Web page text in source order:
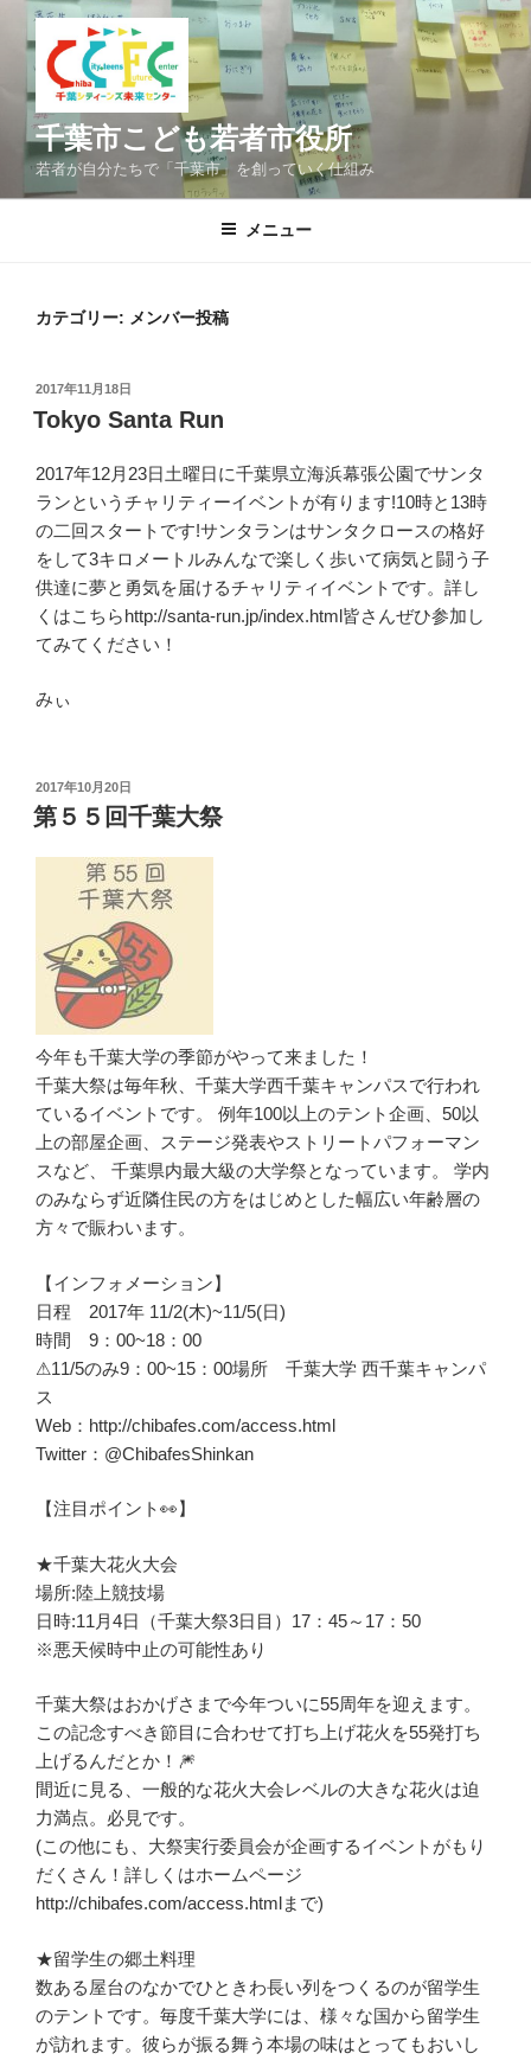
千葉市こども若者市役所
若者が自分たちで「千葉市」を創っていく仕組み
メニュー
カテゴリー: メンバー投稿
投
稿
日:
2017年11月18日
Tokyo Santa Run
2017年12月23日土曜日に千葉県立海浜幕張公園でサンタ
ランというチャリティーイベントが有ります!10時と13時
の二回スタートです!サンタランはサンタクロースの格好
をして3キロメートルみんなで楽しく歩いて病気と闘う子
供達に夢と勇気を届けるチャリティイベントです。詳し
くはこちらhttp://santa-run.jp/index.html皆さんぜひ参加し
てみてください！
みぃ
投
稿
日:
2017年10月20日
第５５回千葉大祭
今年も千葉大学の季節がやって来ました！
千葉大祭は毎年秋、千葉大学西千葉キャンパスで行われ
ているイベントです。 例年100以上のテント企画、50以
上の部屋企画、ステージ発表やストリートパフォーマン
スなど、 千葉県内最大級の大学祭となっています。 学内
のみならず近隣住民の方をはじめとした幅広い年齢層の
方々で賑わいます。
【インフォメーション】
日程 2017年 11/2(木)~11/5(日)
時間 9：00~18：00
⚠11/5のみ9：00~15：00場所 千葉大学 西千葉キャンパ
ス
Web：http://chibafes.com/access.html
Twitter：@ChibafesShinkan
【注目ポイント👀】
★千葉大花火大会
場所:陸上競技場
日時:11月4日（千葉大祭3日目）17：45～17：50
※悪天候時中止の可能性あり
千葉大祭はおかげさまで今年ついに55周年を迎えます。
この記念すべき節目に合わせて打ち上げ花火を55発打ち
上げるんだとか！🎆
間近に見る、一般的な花火大会レベルの大きな花火は迫
力満点。必見です。
(この他にも、大祭実行委員会が企画するイベントがもり
だくさん！詳しくはホームページ
http://chibafes.com/access.htmlまで)
★留学生の郷土料理
数ある屋台のなかでひときわ長い列をつくるのが留学生
のテントです。毎度千葉大学には、様々な国から留学生
が訪れます。彼らが振る舞う本場の味はとってもおいし